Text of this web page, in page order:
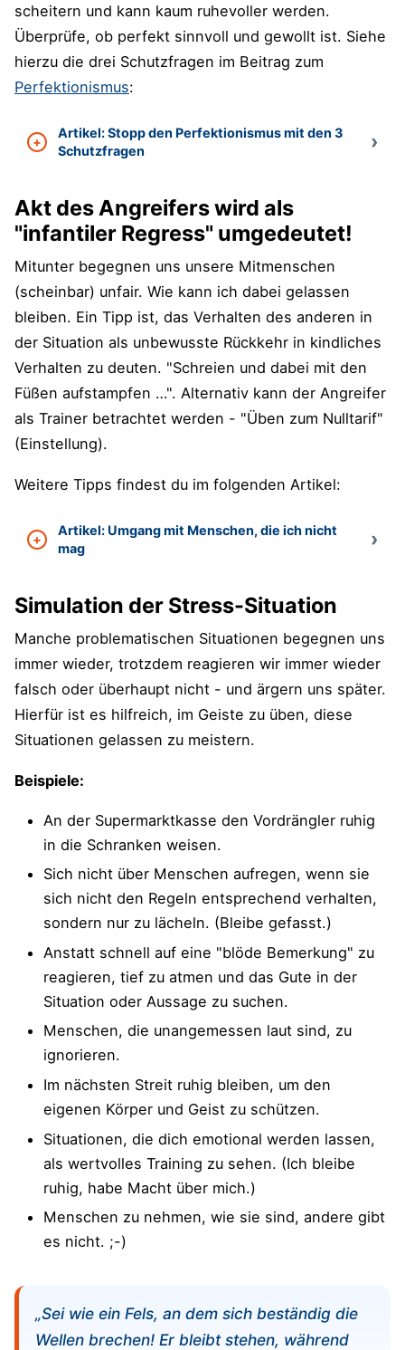
scheitern und kann kaum ruhevoller werden.
Überprüfe, ob perfekt sinnvoll und gewollt ist. Siehe
hierzu die drei Schutzfragen im Beitrag zum
Perfektionismus:
Artikel: Stopp den Perfektionismus mit den 3
Schutzfragen
Akt des Angreifers wird als
"infantiler Regress" umgedeutet!
Mitunter begegnen uns unsere Mitmenschen
(scheinbar) unfair. Wie kann ich dabei gelassen
bleiben. Ein Tipp ist, das Verhalten des anderen in
der Situation als unbewusste Rückkehr in kindliches
Verhalten zu deuten. "Schreien und dabei mit den
Füßen aufstampfen …". Alternativ kann der Angreifer
als Trainer betrachtet werden - "Üben zum Nulltarif"
(Einstellung).
Weitere Tipps findest du im folgenden Artikel:
Artikel: Umgang mit Menschen, die ich nicht
mag
Simulation der Stress-Situation
Manche problematischen Situationen begegnen uns
immer wieder, trotzdem reagieren wir immer wieder
falsch oder überhaupt nicht - und ärgern uns später.
Hierfür ist es hilfreich, im Geiste zu üben, diese
Situationen gelassen zu meistern.
Beispiele:
An der Supermarktkasse den Vordrängler ruhig
in die Schranken weisen.
Sich nicht über Menschen aufregen, wenn sie
sich nicht den Regeln entsprechend verhalten,
sondern nur zu lächeln. (Bleibe gefasst.)
Anstatt schnell auf eine "blöde Bemerkung" zu
reagieren, tief zu atmen und das Gute in der
Situation oder Aussage zu suchen.
Menschen, die unangemessen laut sind, zu
ignorieren.
Im nächsten Streit ruhig bleiben, um den
eigenen Körper und Geist zu schützen.
Situationen, die dich emotional werden lassen,
als wertvolles Training zu sehen. (Ich bleibe
ruhig, habe Macht über mich.)
Menschen zu nehmen, wie sie sind, andere gibt
es nicht. ;-)
„Sei wie ein Fels, an dem sich beständig die
Wellen brechen! Er bleibt stehen, während